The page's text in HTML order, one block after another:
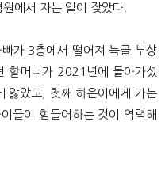
에서 자는 일이 잦았다.
가 3층에서 떨어져 늑골 부상
할머니가 2021년에 돌아가셨
앓았고, 첫째 하은이에게 가는
들이 힘들어하는 것이 역력해